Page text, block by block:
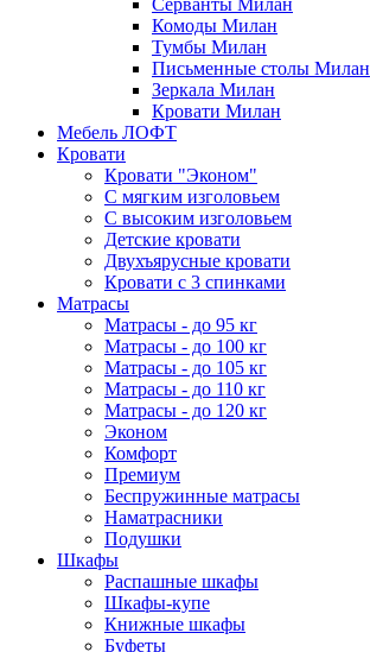
Серванты Милан
Комоды Милан
Тумбы Милан
Письменные столы Милан
Зеркала Милан
Кровати Милан
Мебель ЛОФТ
Кровати
Кровати "Эконом"
С мягким изголовьем
С высоким изголовьем
Детские кровати
Двухъярусные кровати
Кровати с 3 спинками
Матрасы
Матрасы - до 95 кг
Матрасы - до 100 кг
Матрасы - до 105 кг
Матрасы - до 110 кг
Матрасы - до 120 кг
Эконом
Комфорт
Премиум
Беспружинные матрасы
Наматрасники
Подушки
Шкафы
Распашные шкафы
Шкафы-купе
Книжные шкафы
Буфеты